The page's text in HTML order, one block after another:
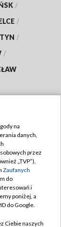
/
/
/
/
na
danych,
przez
„TVP”),
Zaufanych
do
i
poniżej, a
do Google.
Ciebie naszych